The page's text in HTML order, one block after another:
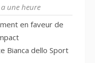
une heure
en faveur de
Bianca dello Sport